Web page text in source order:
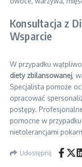
Konsultacja z
Wsparcie
W przypadku
diety zbilansowanej,
Specjalista pomoże
opracować
postępy.
pomocne w
nietolerancjami
Udostępnij